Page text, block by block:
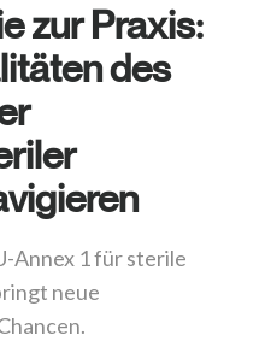
zur Praxis:
des
Annex 1 für sterile
neue